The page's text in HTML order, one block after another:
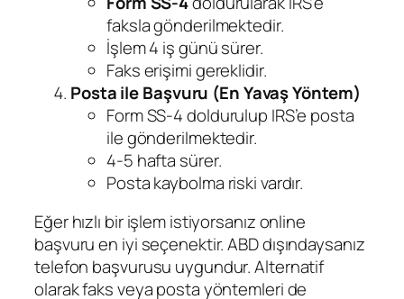
faksla gönderilmektedir.
İşlem 4 iş günü sürer.
Faks erişimi gereklidir.
Posta ile Başvuru (En Yavaş Yöntem)
Form SS-4 doldurulup IRS’e posta
ile gönderilmektedir.
4-5 hafta sürer.
Posta kaybolma riski vardır.
Eğer hızlı bir işlem istiyorsanız online
başvuru en iyi seçenektir. ABD dışındaysanız
telefon başvurusu uygundur. Alternatif
olarak faks veya posta yöntemleri de